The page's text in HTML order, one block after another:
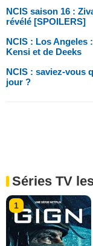
NCIS saison 16 :
révélé [SPOILERS]
NCIS : Los Angeles
Kensi et de Deeks
NCIS : saviez-vous
jour ?
Séries TV
1